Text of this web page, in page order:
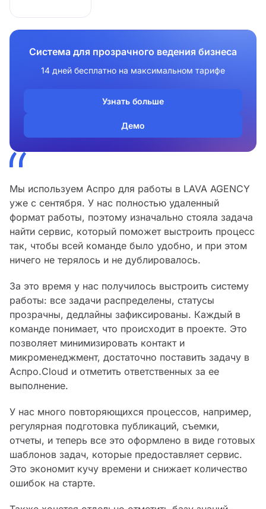
Мы используем Аспро для работы в LAVA AGENCY
уже с сентября. У нас полностью удаленный
формат работы, поэтому изначально стояла задача
найти сервис, который поможет выстроить процесс
так, чтобы всей команде было удобно, и при этом
ничего не терялось и не дублировалось.
За это время у нас получилось выстроить систему
работы: все задачи распределены, статусы
прозрачны, дедлайны зафиксированы. Каждый в
команде понимает, что происходит в проекте. Это
позволяет минимизировать контакт и
микроменеджмент, достаточно поставить задачу в
Аспро.Cloud и отметить ответственных за ее
выполнение.
У нас много повторяющихся процессов, например,
регулярная подготовка публикаций, съемки,
отчеты, и теперь все это оформлено в виде готовых
шаблонов задач, которые предоставляет сервис.
Это экономит кучу времени и снижает количество
ошибок на старте.
Система для прозрачного ведения бизнеса
14 дней бесплатно на максимальном тарифе
Узнать больше
Демо